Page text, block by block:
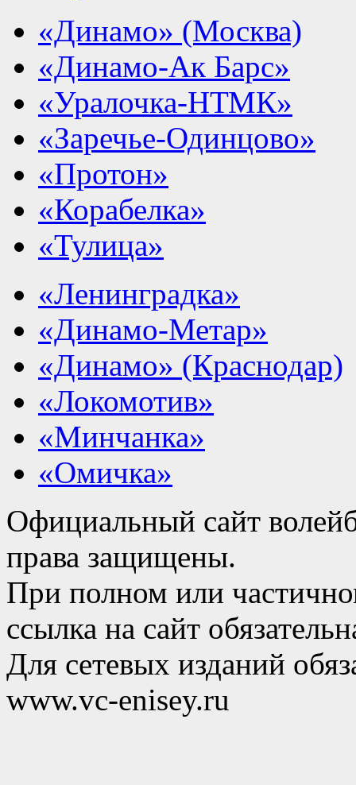
«Динамо» (Москва)
«Динамо-Ак Барс»
«Уралочка-НТМК»
«Заречье-Одинцово»
«Протон»
«Корабелка»
«Тулица»
«Ленинградка»
«Динамо-Метар»
«Динамо» (Краснодар)
«Локомотив»
«Минчанка»
«Омичка»
Официальный сайт
права защищены.
При полном или
ссылка на сайт
Для сетевых изданий
www.vc-enisey.ru